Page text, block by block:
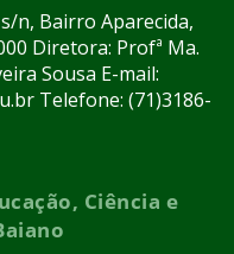
n, Bairro Aparecida,
Diretora: Profª Ma.
Sousa E-mail:
Telefone: (71)3186-
Ciência e